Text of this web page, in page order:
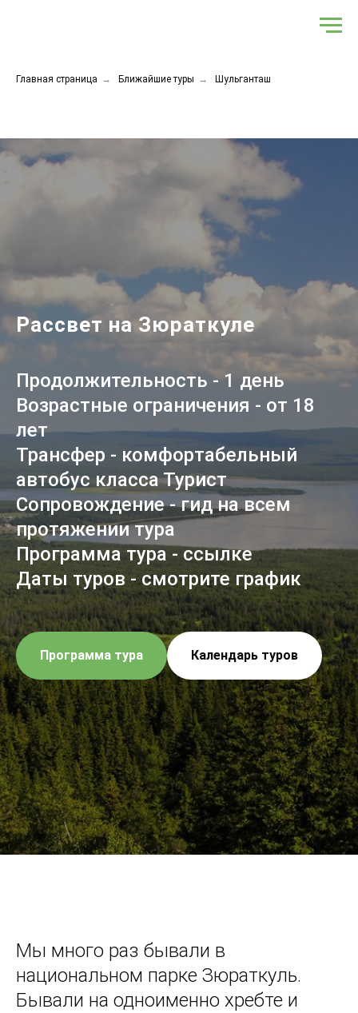
Главная страница → Ближайшие туры → Шульганташ
Рассвет на Зюраткуле
Продолжительность - 1 день
Возрастные ограничения - от 18
лет
Трансфер - комфортабельный
автобус класса Турист
Сопровождение - гид на всем
протяжении тура
Программа тура - ссылке
Даты туров - смотрите график
Программа тура Календарь туров
Мы много раз бывали в
национальном парке Зюраткуль.
Бывали на одноименно хребте и